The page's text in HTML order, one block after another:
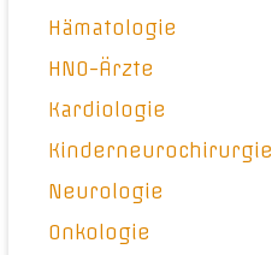
Hämatologie
HNO-Ärzte
Kardiologie
Kinderneurochirurgie
Neurologie
Onkologie